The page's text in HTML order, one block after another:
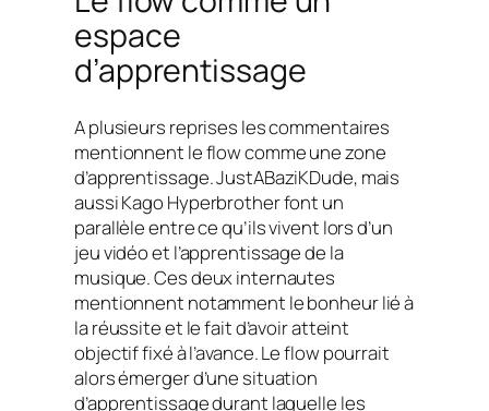
espace
d’apprentissage
A plusieurs reprises les commentaires
mentionnent leflowcomme une zone
d’apprentissage. JustABaziKDude, mais
aussi Kago Hyperbrother font un
parallèle entre ce qu’ils vivent lors d’un
jeu vidéo et l’apprentissage de la
musique. Ces deux internautes
mentionnent notamment le bonheur lié à
la réussite et le fait d’avoir atteint
objectif fixé à l’avance. Leflowpourrait
alors émerger d’une situation
d’apprentissage durant laquelle les